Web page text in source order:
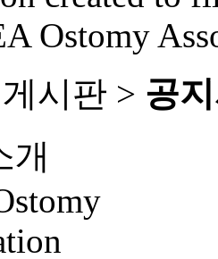
시판 > 공